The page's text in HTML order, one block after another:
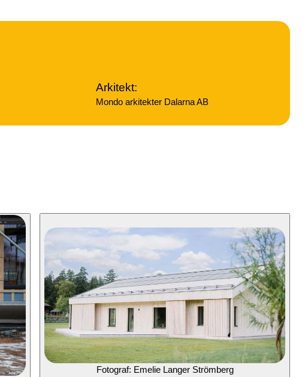
Arkitekt:
Mondo arkitekter Dalarna AB
Fotograf: Emelie Langer Strömberg